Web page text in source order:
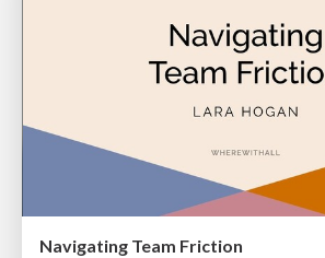
Navigating Team Friction